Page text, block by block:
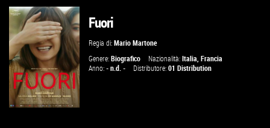
GUARDA IL TRAILER
VAI ALLA SCHEDA
Fuori
Regia di:Mario Martone
Genere:Biografico Nazionalità:Italia,Francia
Anno:- n.d. - Distributore:01 Distribution